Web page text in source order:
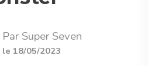
Par Super Seven
le 18/05/2023